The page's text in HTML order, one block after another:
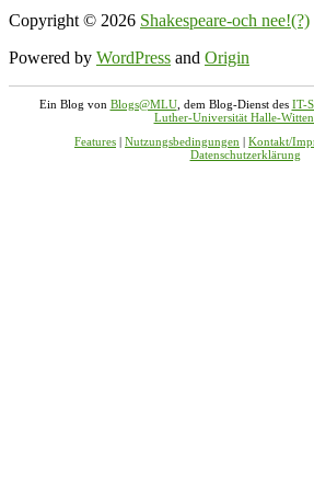
Copyright © 2026 Shakespeare-och nee!(?)
Powered by WordPress and Origin
Ein Blog von Blogs@MLU, dem Blog-Dienst des IT-
Luther-Universität Halle-
Features
Nutzungsbedingungen Kontakt/
Datenschutzerklärung